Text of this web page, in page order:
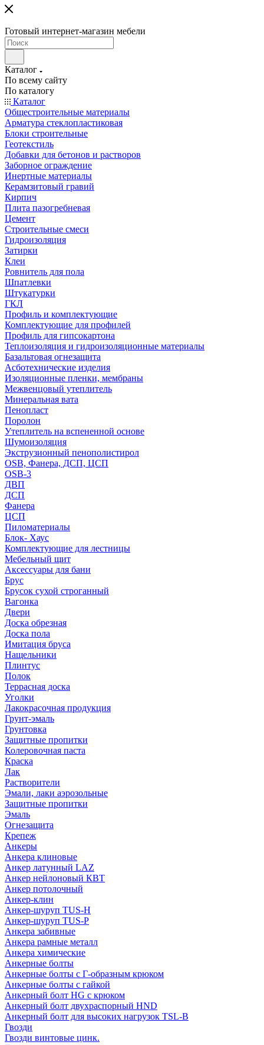
Готовый интернет-магазин мебели
Каталог
По всему сайту
По каталогу
Каталог
Общестроительные материалы
Арматура стеклопластиковая
Блоки строительные
Геотекстиль
Добавки для бетонов и растворов
Заборное ограждение
Инертные материалы
Керамзитовый гравий
Кирпич
Плита пазогребневая
Цемент
Строительные смеси
Гидроизоляция
Затирки
Клеи
Ровнитель для пола
Шпатлевки
Штукатурки
ГКЛ
Профиль и комплектующие
Комплектующие для профилей
Профиль для гипсокартона
Теплоизоляция и гидроизоляционные материалы
Базальтовая огнезащита
Асботехнические изделия
Изоляционные пленки, мембраны
Межвенцовый утеплитель
Минеральная вата
Пенопласт
Поролон
Утеплитель на вспененной основе
Шумоизоляция
Экструзионный пенополистирол
OSB, Фанера, ДСП, ЦСП
OSB-3
ДВП
ДСП
Фанера
ЦСП
Пиломатериалы
Блок- Хаус
Комплектующие для лестницы
Мебельный щит
Аксессуары для бани
Брус
Брусок сухой строганный
Вагонка
Двери
Доска обрезная
Доска пола
Имитация бруса
Нащельники
Плинтус
Полок
Террасная доска
Уголки
Лакокрасочная продукция
Грунт-эмаль
Грунтовка
Защитные пропитки
Колеровочная паста
Краска
Лак
Растворители
Эмали, лаки аэрозольные
Защитные пропитки
Эмаль
Огнезащита
Крепеж
Анкеры
Анкера клиновые
Анкер латунный LAZ
Анкер нейлоновый КВТ
Анкер потолочный
Анкер-клин
Анкер-шуруп TUS-H
Анкер-шуруп TUS-P
Анкера забивные
Анкера рамные металл
Анкера химические
Анкерные болты
Анкерные болты с Г-образным крюком
Анкерные болты с гайкой
Анкерный болт HG с крюком
Анкерный болт двухраспорный HND
Анкерный болт для высоких нагрузок TSL-B
Гвозди
Гвозди винтовые цинк.